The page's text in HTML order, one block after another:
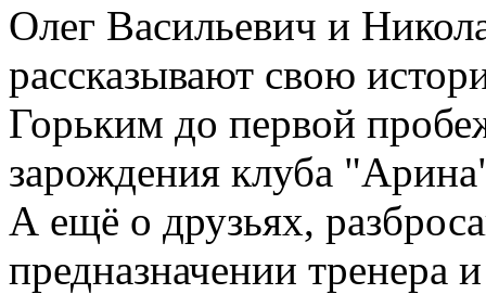
Олег Васильевич и
рассказывают свою
Горьким до первой
зарождения клуба
А ещё о друзьях,
предназначении